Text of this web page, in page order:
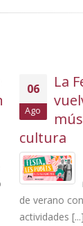
de
el
05